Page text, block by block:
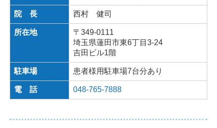
院 長 西村 健司
所在地
〒349-0111
埼玉県蓮田市東6丁目3-24
吉田ビル1階
駐車場 患者様用駐車場7台分あり
電 話 048-765-7888